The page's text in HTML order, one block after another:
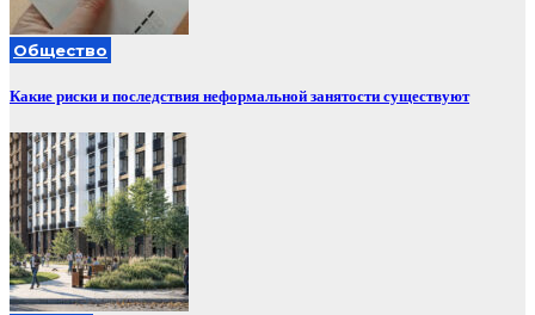
Общество
Какие риски и последствия неформальной занятости существуют